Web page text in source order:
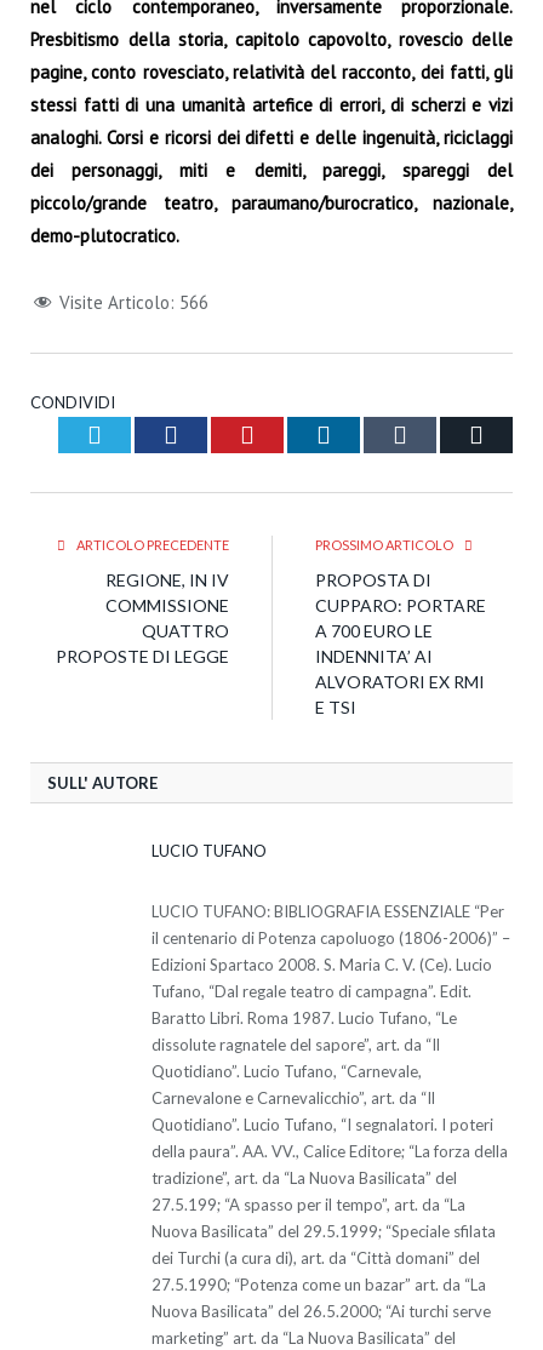
nel ciclo contemporaneo, inversamente proporzionale.
Presbitismo della storia, capitolo capovolto, rovescio delle
pagine, conto rovesciato, relatività del racconto, dei fatti, gli
stessi fatti di una umanità artefice di errori, di scherzi e vizi
analoghi. Corsi e ricorsi dei difetti e delle ingenuità, riciclaggi
dei personaggi, miti e demiti, pareggi, spareggi del
piccolo/grande teatro, paraumano/burocratico, nazionale,
demo-plutocratico.
Visite Articolo: 566
CONDIVIDI
Twitter Facebook Pinterest LinkedIn Tumblr
ARTICOLO PRECEDENTE
REGIONE, IN IV
COMMISSIONE
QUATTRO
PROPOSTE DI LEGGE
PROSSIMO ARTICOLO
PROPOSTA DI
CUPPARO: PORTARE
A 700 EURO LE
INDENNITA’ AI
ALVORATORI EX RMI
E TSI
SULL' AUTORE
LUCIO TUFANO
LUCIO TUFANO: BIBLIOGRAFIA ESSENZIALE “Per
il centenario di Potenza capoluogo (1806-2006)” –
Edizioni Spartaco 2008. S. Maria C. V. (Ce). Lucio
Tufano, “Dal regale teatro di campagna”. Edit.
Baratto Libri. Roma 1987. Lucio Tufano, “Le
dissolute ragnatele del sapore”, art. da “Il
Quotidiano”. Lucio Tufano, “Carnevale,
Carnevalone e Carnevalicchio”, art. da “Il
Quotidiano”. Lucio Tufano, “I segnalatori. I poteri
della paura”. AA. VV., Calice Editore; “La forza della
tradizione”, art. da “La Nuova Basilicata” del
27.5.199; “A spasso per il tempo”, art. da “La
Nuova Basilicata” del 29.5.1999; “Speciale sfilata
dei Turchi (a cura di), art. da “Città domani” del
27.5.1990; “Potenza come un bazar” art. da “La
Nuova Basilicata” del 26.5.2000; “Ai turchi serve
marketing” art. da “La Nuova Basilicata” del